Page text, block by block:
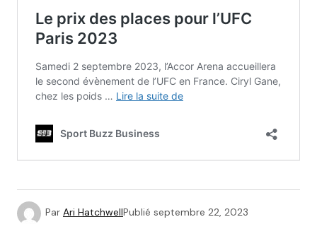
Par Ari HatchwellPublié septembre 22, 2023